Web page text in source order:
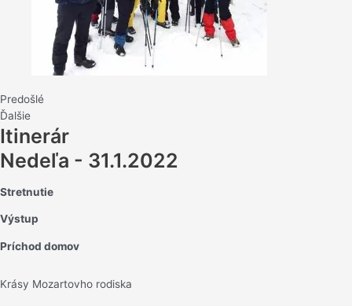
Predošlé
Ďalšie
Itinerár
Nedeľa - 31.1.2022
Stretnutie
Výstup
Príchod domov
Krásy Mozartovho rodiska